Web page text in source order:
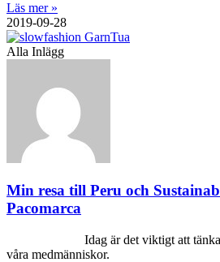
Läs mer »
2019-09-28
Alla Inlägg
Min resa till Peru och
Pacomarca
Idag är det viktigt att tänka på
våra medmänniskor.